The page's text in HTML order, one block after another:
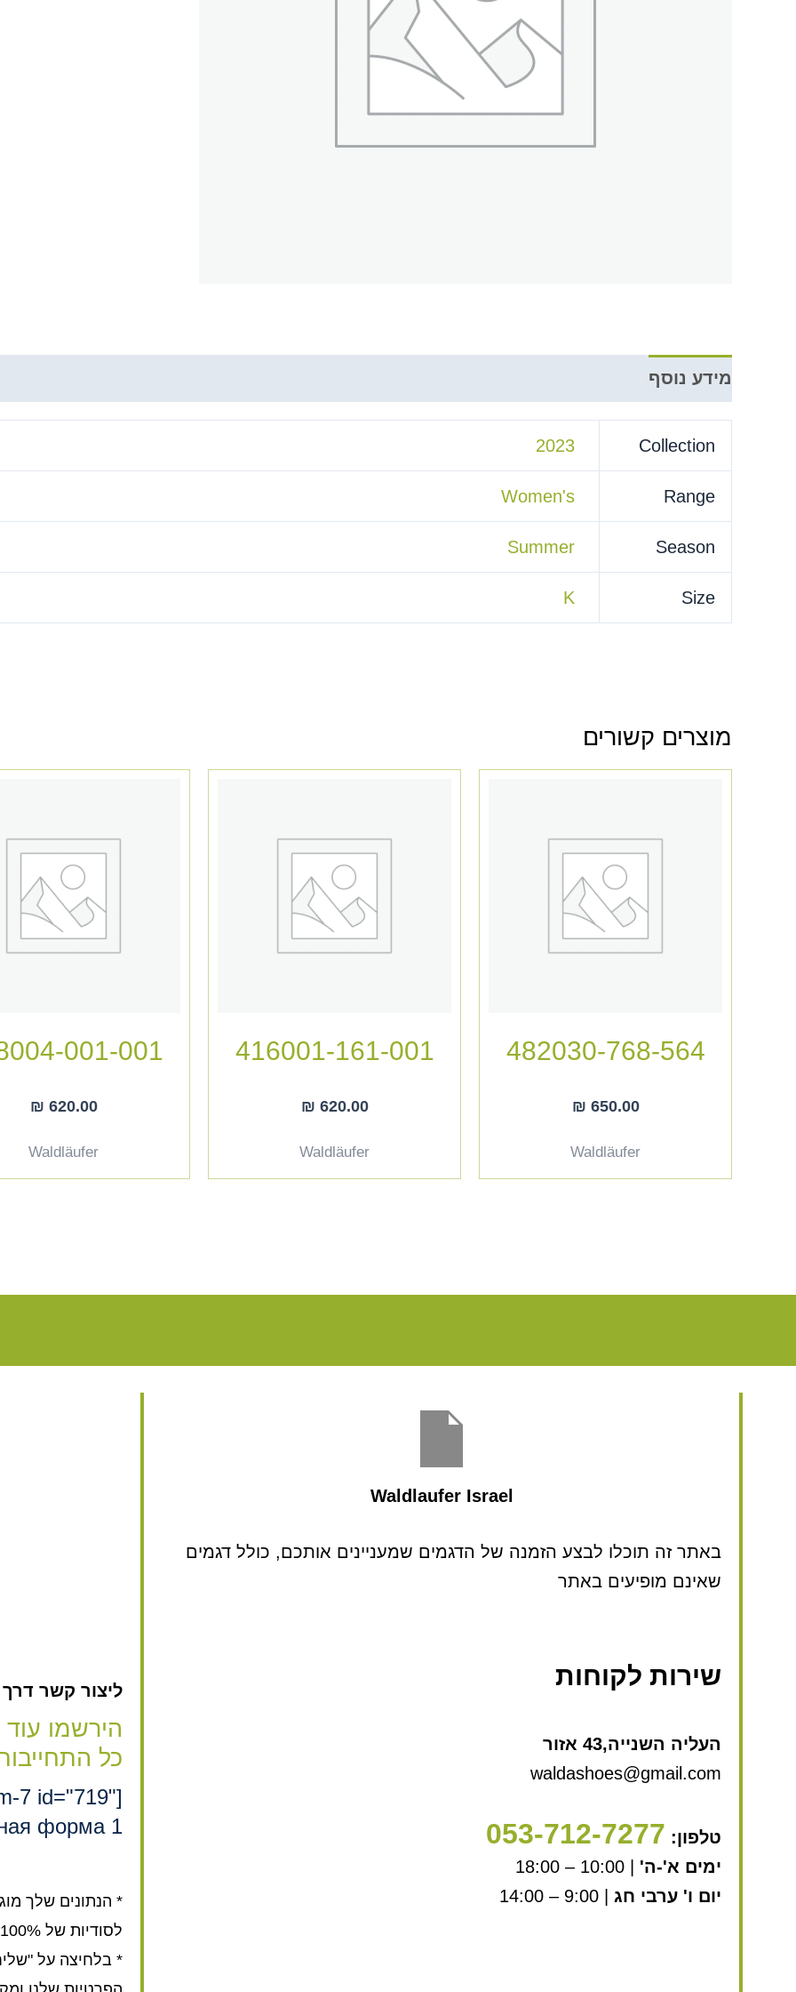
מידע נוסף
Collection
2023
Range
Women's
Season
Summer
Size
K
מוצרים קשורים
482030-768-564
₪ 650.00
Waldläufer
416001-161-001
₪ 620.00
Waldläufer
001-001
₪ 620.00
Waldläufer
Waldlaufer Israel
באתר זה תוכלו לבצע הזמנה של הדגמים שמעניינים אותכם, כולל דגמים
שאינם מופיעים באתר
שירות לקוחות
העליה השנייה,43 אזור
waldashoes@gmail.com
טלפון: 053-712-7277
ימים א'-ה'
יום ו' ערבי חג
ליצור קשר דרך
הירשמו
כל
7 id="719"
форма 1"]
* הנתונים שלך
לסודיות של 100%.
* בלחיצה על